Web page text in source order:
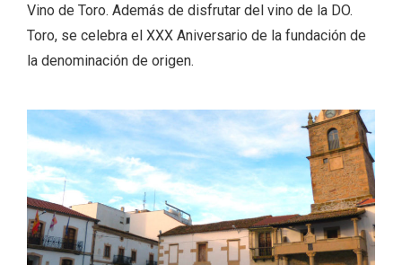
Vino de Toro. Además de disfrutar del vino de la DO.
Toro, se celebra el XXX Aniversario de la fundación de
la denominación de origen.
Velay, una imagen renovada para el
vermouth de Valladolid